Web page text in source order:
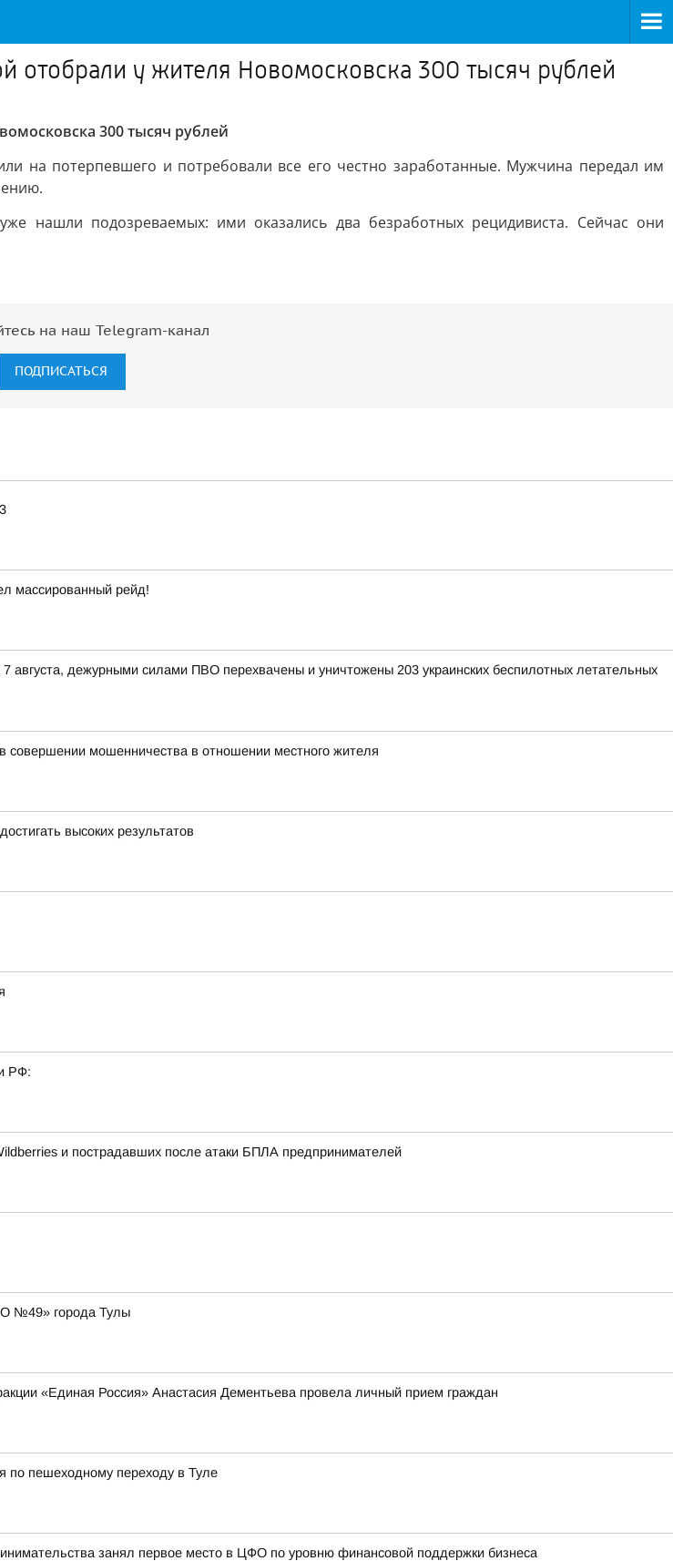
отобрали у жителя Новомосковска 300 тысяч рублей
300 тысяч рублей
на потерпевшего и потребовали все его честно заработанные. Мужчина передал им
нашли подозреваемых: ими оказались два безработных рецидивиста. Сейчас они
на наш Telegram-канал
ПОДПИСАТЬСЯ
массированный рейд!
августа, дежурными силами ПВО перехвачены и уничтожены 203 украинских беспилотных летательных
совершении мошенничества в отношении местного жителя
высоких результатов
РФ:
и пострадавших после атаки БПЛА предпринимателей
№49» города Тулы
«Единая Россия» Анастасия Дементьева провела личный прием граждан
по пешеходному переходу в Туле
занял первое место в ЦФО по уровню финансовой поддержки бизнеса